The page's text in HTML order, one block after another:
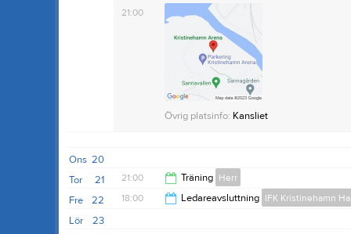
21:00
Övrig platsinfo: Kansliet
20
Ons
21
Tor 21:00 Träning Herr
22
Fre 18:00 Ledareavsluttning IFK Kristinehamn
23
Lör